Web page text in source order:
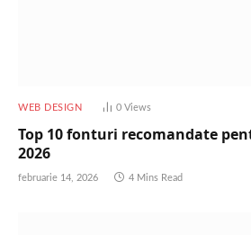
WEB DESIGN 0 Views
Top 10 fonturi recomandate
2026
februarie 14, 2026 4 Mins Read